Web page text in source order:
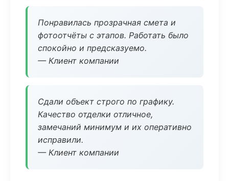
Понравилась прозрачная смета и
фотоотчёты с этапов. Работать было
спокойно и предсказуемо.
— Клиент компании
Сдали объект строго по графику.
Качество отделки отличное,
замечаний минимум и их оперативно
исправили.
— Клиент компании